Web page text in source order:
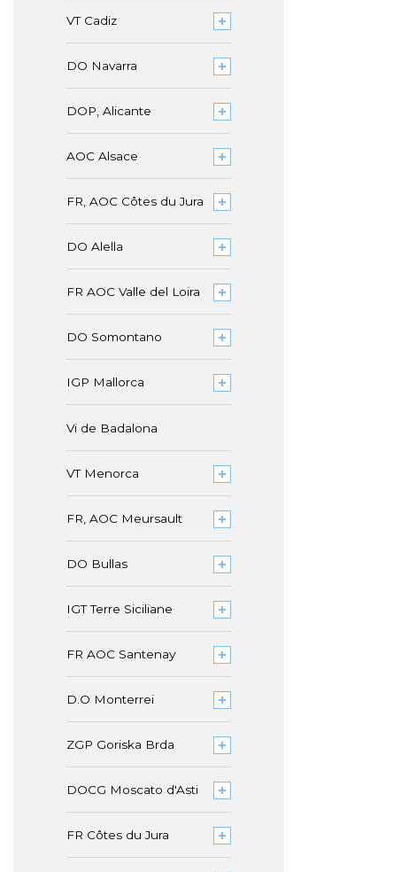
VT Cadiz
DO Navarra
DOP, Alicante
AOC Alsace
FR, AOC Côtes du Jura
DO Alella
FR AOC Valle del Loira
DO Somontano
IGP Mallorca
Vi de Badalona
VT Menorca
FR, AOC Meursault
DO Bullas
IGT Terre Siciliane
FR AOC Santenay
D.O Monterrei
ZGP Goriska Brda
DOCG Moscato d'Asti
FR Côtes du Jura